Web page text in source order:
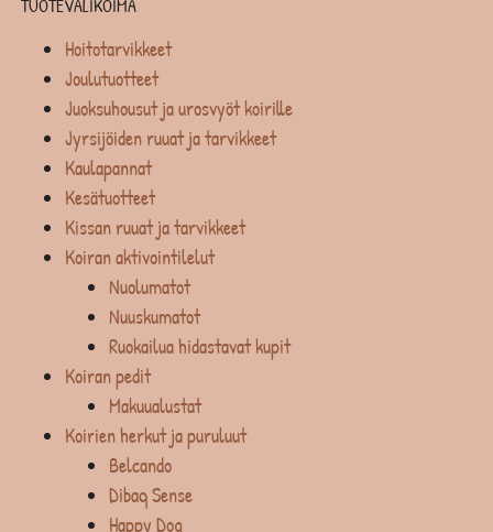
TUOTEVALIKOIMA
Hoitotarvikkeet
Joulutuotteet
Juoksuhousut ja urosvyöt koirille
Jyrsijöiden ruuat ja tarvikkeet
Kaulapannat
Kesätuotteet
Kissan ruuat ja tarvikkeet
Koiran aktivointilelut
Nuolumatot
Nuuskumatot
Ruokailua hidastavat kupit
Koiran pedit
Makuualustat
Koirien herkut ja puruluut
Belcando
Dibaq Sense
Happy Dog